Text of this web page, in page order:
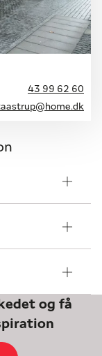
43 99 62 60
og få